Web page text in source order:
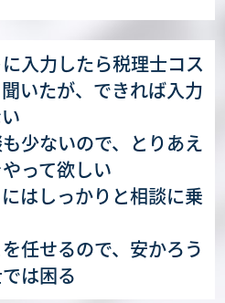
入力したら税理士コス
いたが、できれば入力
少ないので、とりあえ
って欲しい
はしっかりと相談に乗
任せるので、安かろう
は困る